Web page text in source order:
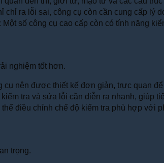
ra lỗi sai, công cụ còn cần cung cấp lý
số công cụ cao cấp còn có tính năng
nghiệm tốt hơn.
cụ nên được thiết kế đơn giản, trực quan
tra và sửa lỗi cần diễn ra nhanh, giúp
điều chỉnh chế độ kiểm tra phù hợp với
trọng.